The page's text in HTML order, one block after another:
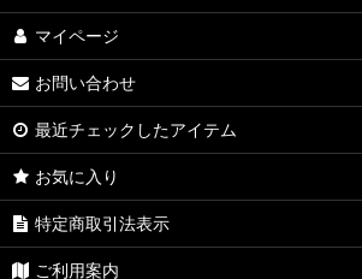
マイページ
お問い合わせ
最近チェックしたアイテム
お気に入り
特定商取引法表示
ご利用案内